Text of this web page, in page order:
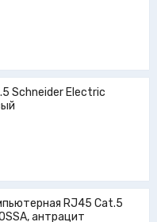
Schneider Electric
RJ45 Cat.5
антрацит